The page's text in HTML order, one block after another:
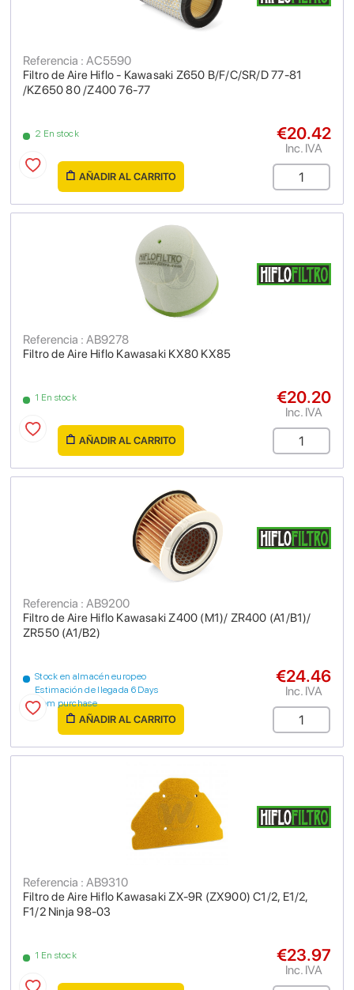
Filtro de Aire Hiflo - Kawasaki Z650 B/F/C/SR/D 77-81
/KZ650 80 /Z400 76-77
Referencia : AC5590
2 En stock €20.42
Inc. IVA
AÑADIR AL CARRITO
Filtro de Aire Hiflo Kawasaki KX80 KX85
Referencia : AB9278
1 En stock €20.20
Inc. IVA
AÑADIR AL CARRITO
Filtro de Aire Hiflo Kawasaki Z400 (M1)/ ZR400 (A1/B1)/
ZR550 (A1/B2)
Referencia : AB9200
Stock en almacén europeo
Estimación de llegada 6 Days
from purchase
€24.46
Inc. IVA
AÑADIR AL CARRITO
Filtro de Aire Hiflo Kawasaki ZX-9R (ZX900) C1/2, E1/2,
F1/2 Ninja 98-03
Referencia : AB9310
1 En stock €23.97
Inc. IVA